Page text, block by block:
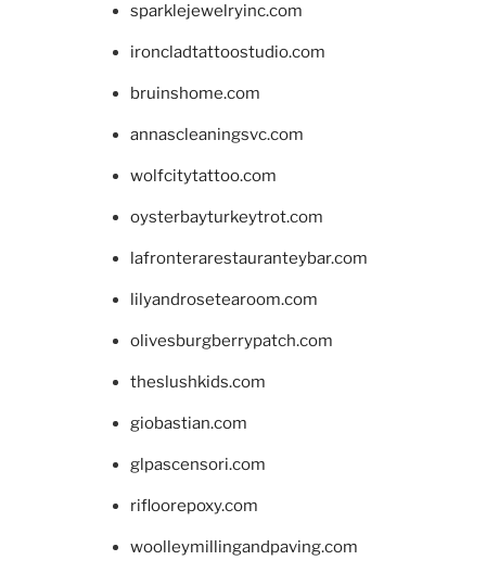
sparklejewelryinc.com
ironcladtattoostudio.com
bruinshome.com
annascleaningsvc.com
wolfcitytattoo.com
oysterbayturkeytrot.com
lafronterarestauranteybar.com
lilyandrosetearoom.com
olivesburgberrypatch.com
theslushkids.com
giobastian.com
glpascensori.com
rifloorepoxy.com
woolleymillingandpaving.com